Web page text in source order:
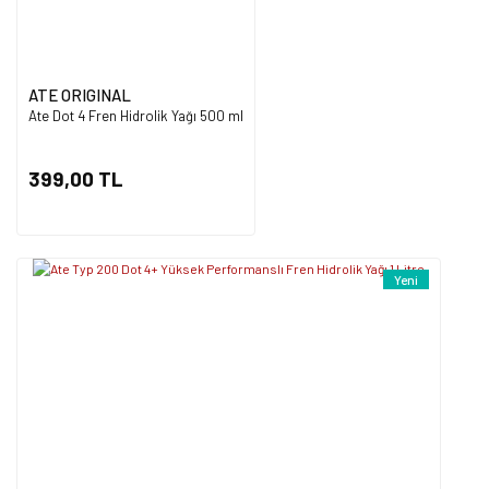
ATE ORIGINAL
Ate Dot 4 Fren Hidrolik Yağı 500 ml
399,00 TL
Yeni